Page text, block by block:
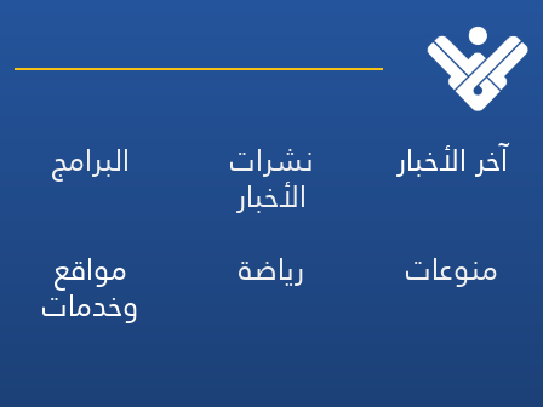
آخر الأخبار نشرات
الأخبار
البرامج
منوعات
رياضة مواقع
وخدمات